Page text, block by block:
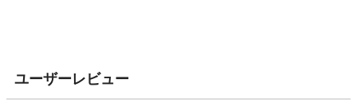
ユーザーレビュー